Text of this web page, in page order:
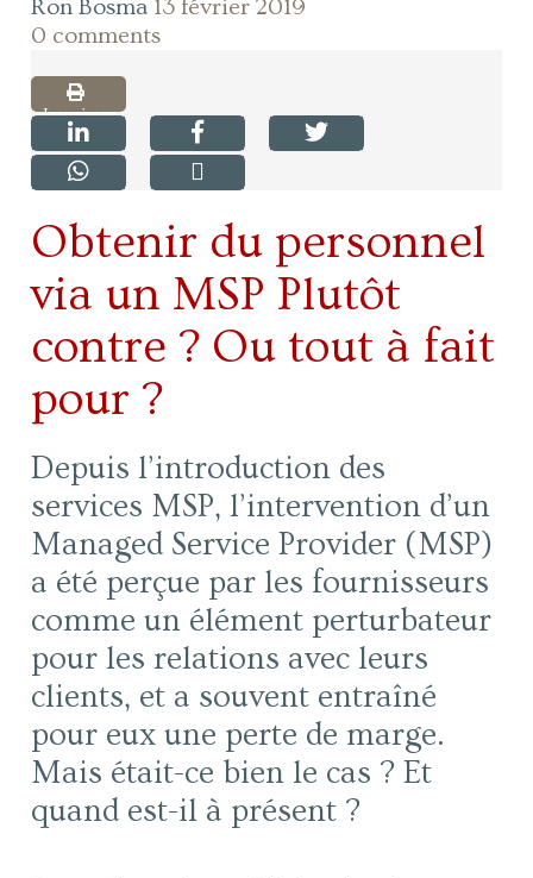
Ron Bosma 13 février 2019
0 comments
Imprimer
Obtenir du personnel
via un MSP Plutôt
contre ? Ou tout à fait
pour ?
Depuis l’introduction des
services MSP, l’intervention d’un
Managed Service Provider (MSP)
a été perçue par les fournisseurs
comme un élément perturbateur
pour les relations avec leurs
clients, et a souvent entraîné
pour eux une perte de marge.
Mais était-ce bien le cas ? Et
quand est-il à présent ?